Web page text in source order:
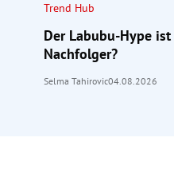
Trend Hub
Der Labubu-Hype
Nachfolger?
Selma Tahirovic04.08.2026